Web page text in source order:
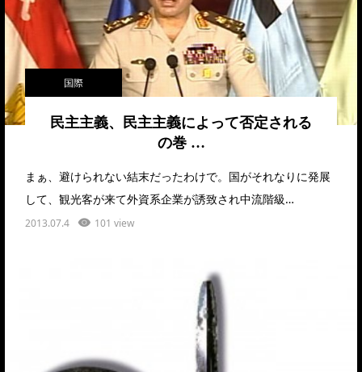
国際
民主主義、民主主義によって否定される
の巻 …
まぁ、避けられない結末だったわけで。国がそれなりに発展
して、観光客が来て外資系企業が誘致され中流階級…
2013.07.4 101 view